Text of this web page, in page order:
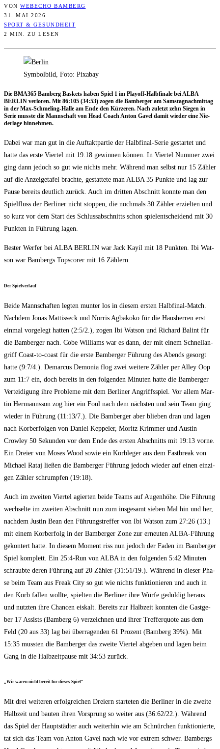
VON WEBECHO BAMBERG
31. MAI 2026
SPORT & GESUNDHEIT
2 MIN. ZU LESEN
Symbolbild, Foto: Pixabay
Die BMA365 Bam­berg Bas­kets haben Spiel 1 im Play­off-Halb­fi­na­le bei ALBA
BERLIN ver­lo­ren. Mit 86:105 (34:53) zogen die Bam­ber­ger am Sams­tag­nach­mit­tag
in der Max-Schme­ling-Hal­le am Ende den Kür­ze­ren. Nach zuletzt zehn Sie­gen in
Serie muss­te die Mann­schaft von Head Coach Anton Gavel damit wie­der eine Nie­
der­la­ge hinnehmen.
Dabei war man gut in die Auf­takt­par­tie der Halb­fi­nal-Serie gestar­tet und
hat­te das ers­te Vier­tel mit 19:18 gewin­nen kön­nen. In Vier­tel Num­mer zwei
ging dann jedoch so gut wie nichts mehr. Wäh­rend man selbst nur 15 Zäh­ler
auf die Anzei­ge­ta­fel brach­te, gestat­te­te man ALBA 35 Punk­te und lag zur
Pau­se bereits deut­lich zurück. Auch im drit­ten Abschnitt konn­te man den
Spiel­fluss der Ber­li­ner nicht stop­pen, die noch­mals 30 Zäh­ler erziel­ten und
so kurz vor dem Start des Schluss­ab­schnitts schon spiel­ent­schei­dend mit 30
Punk­ten in Füh­rung lagen.
Bes­ter Wer­fer bei ALBA BERLIN war Jack Kay­il mit 18 Punk­ten. Ibi Wat­
son war Bam­bergs Tops­corer mit 16 Zählern.
Der Spiel­ver­lauf
Bei­de Mann­schaf­ten leg­ten mun­ter los in die­sem ers­ten Halb­fi­nal-Match.
Nach­dem Jonas Mat­tiss­eck und Nor­ris Agba­ko­ko für die Haus­her­ren erst
ein­mal vor­ge­legt hat­ten (2:5/2.), zogen Ibi Wat­son und Richard Bal­int für
die Bam­ber­ger nach. Cobe Wil­liams war es dann, der mit einem Schnell­an­
griff Coast-to-coast für die ers­te Bam­ber­ger Füh­rung des Abends gesorgt
hat­te (9:7/4.). Demar­cus Demo­nia flog zwei wei­te­re Zäh­ler per Alley Oop
zum 11:7 ein, doch bereits in den fol­gen­den Minu­ten hat­te die Bam­ber­ger
Ver­tei­di­gung ihre Pro­ble­me mit dem Ber­li­ner Angriffs­spiel. Vor allem Mar­
tin Her­manns­son zog hier ein Foul nach dem nächs­ten und sein Team ging
wie­der in Füh­rung (11:13/7.). Die Bam­ber­ger aber blie­ben dran und lagen
nach Korb­er­fol­gen von Dani­el Kep­pe­l­er, Moritz Krim­mer und Aus­tin
Crow­ley 50 Sekun­den vor dem Ende des ers­ten Abschnitts mit 19:13 vor­ne.
Ein Drei­er von Moses Wood sowie ein Korb­le­ger aus dem Fast­break von
Micha­el Rataj lie­ßen die Bam­ber­ger Füh­rung jedoch wie­der auf einen ein­zi­
gen Zäh­ler schrump­fen (19:18).
Auch im zwei­ten Vier­tel agier­ten bei­de Teams auf Augen­hö­he. Die Füh­rung
wech­sel­te im zwei­ten Abschnitt nun zum ins­ge­samt sie­ben Mal hin und her,
nach­dem Jus­tin Bean den Füh­rungs­tref­fer von Ibi Wat­son zum 27:26 (13.)
mit einem Korb­er­folg in der Bam­ber­ger Zone zur erneu­ten ALBA-Füh­rung
gekon­tert hat­te. In die­sem Moment riss nun jedoch der Faden im Bam­ber­ger
Spiel kom­plett. Ein 25:4‑Run von ALBA in den fol­gen­den 5:42 Minu­ten
schraub­te deren Füh­rung auf 20 Zäh­ler (31:51/19.). Wäh­rend in die­ser Pha­
se beim Team aus Freak City so gut wie nichts funk­tio­nie­ren und auch in
den Korb fal­len woll­te, spiel­ten die Ber­li­ner ihre Wür­fe gedul­dig her­aus
und nutz­ten ihre Chan­cen eis­kalt. Bereits zur Halb­zeit konn­ten die Gast­ge­
ber 17 Assists (Bam­berg 6) ver­zeich­nen und ihrer Tref­fer­quo­te aus dem
Feld (20 aus 33) lag bei über­ra­gen­den 61 Pro­zent (Bam­berg 39%). Mit
15:35 muss­ten die Bam­ber­ger das zwei­te Vier­tel abge­ben und lagen beim
Gang in die Halb­zeit­pau­se mit 34:53 zurück.
„Wir waren nicht bereit für die­ses Spiel“
Mit drei wei­te­ren erfolg­rei­chen Drei­ern star­te­ten die Ber­li­ner in die zwei­te
Halb­zeit und bau­ten ihren Vor­sprung so wei­ter aus (36:62/22.). Wäh­rend
das Spiel der Haupt­städ­ter auch wei­ter­hin wie am Schnür­chen funk­tio­nier­te,
tat sich das Team von Anton Gavel nach wie vor extrem schwer. Bam­bergs